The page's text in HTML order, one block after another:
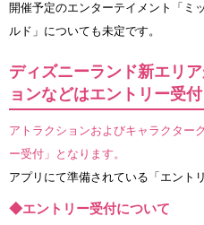
開催予定のエンターテイメント「ミ
ルド」についても未定です。
ディズニーランド新エリ
ョンなどはエントリー受付
アトラクションおよびキャラクター
ー受付」となります。
アプリにて準備されている「エント
◆エントリー受付について